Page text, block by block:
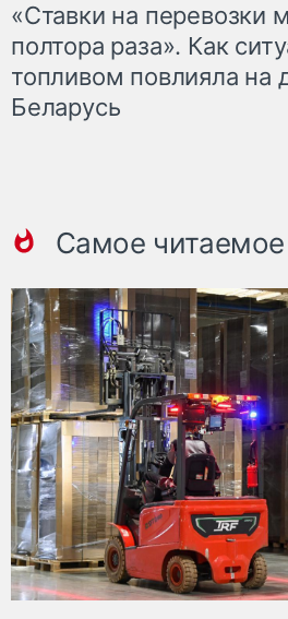
«Ставки на перевозки
полтора раза». Как
топливом повлияла на
Беларусь
Самое читаемое